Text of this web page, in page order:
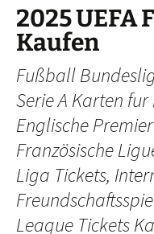
Skip
content
2025 UEFA
Kaufen
Fußball
Serie A Karten
Englische
Französische
Liga Tickets,
League Tickets